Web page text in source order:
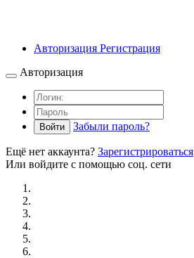
Авторизация Регистрация
Авторизация
Войти Забыли пароль?
Ещё нет аккаунта? Зарегистрироваться
Или войдите с помощью соц. сети